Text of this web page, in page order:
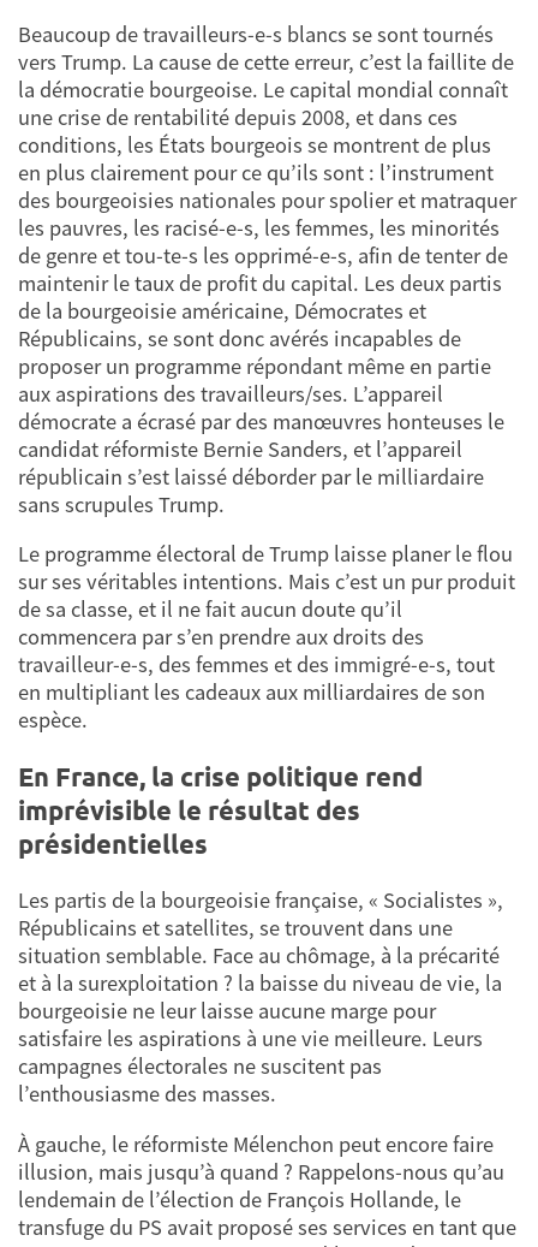
Beaucoup de travailleurs-e-s blancs se sont tournés
vers Trump. La cause de cette erreur, c’est la faillite de
la démocratie bourgeoise. Le capital mondial connaît
une crise de rentabilité depuis 2008, et dans ces
conditions, les États bourgeois se montrent de plus
en plus clairement pour ce qu’ils sont : l’instrument
des bourgeoisies nationales pour spolier et matraquer
les pauvres, les racisé-e-s, les femmes, les minorités
de genre et tou-te-s les opprimé-e-s, afin de tenter de
maintenir le taux de profit du capital. Les deux partis
de la bourgeoisie américaine, Démocrates et
Républicains, se sont donc avérés incapables de
proposer un programme répondant même en partie
aux aspirations des travailleurs/ses. L’appareil
démocrate a écrasé par des manœuvres honteuses le
candidat réformiste Bernie Sanders, et l’appareil
républicain s’est laissé déborder par le milliardaire
sans scrupules Trump.
Le programme électoral de Trump laisse planer le flou
sur ses véritables intentions. Mais c’est un pur produit
de sa classe, et il ne fait aucun doute qu’il
commencera par s’en prendre aux droits des
travailleur-e-s, des femmes et des immigré-e-s, tout
en multipliant les cadeaux aux milliardaires de son
espèce.
En France, la crise politique rend
imprévisible le résultat des
présidentielles
Les partis de la bourgeoisie française, « Socialistes »,
Républicains et satellites, se trouvent dans une
situation semblable. Face au chômage, à la précarité
et à la surexploitation ? la baisse du niveau de vie, la
bourgeoisie ne leur laisse aucune marge pour
satisfaire les aspirations à une vie meilleure. Leurs
campagnes électorales ne suscitent pas
l’enthousiasme des masses.
À gauche, le réformiste Mélenchon peut encore faire
illusion, mais jusqu’à quand ? Rappelons-nous qu’au
lendemain de l’élection de François Hollande, le
transfuge du PS avait proposé ses services en tant que